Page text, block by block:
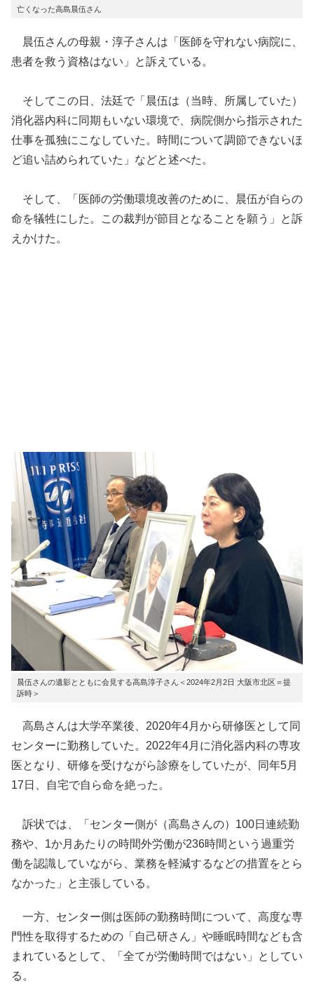
亡くなった高島晨伍さん
晨伍さんの母親・淳子さんは「医師を守れない病院に、
患者を救う資格はない」と訴えている。
そしてこの日、法廷で「晨伍は（当時、所属していた）
消化器内科に同期もいない環境で、病院側から指示された
仕事を孤独にこなしていた。時間について調節できないほ
ど追い詰められていた」などと述べた。
そして、「医師の労働環境改善のために、晨伍が自らの
命を犠牲にした。この裁判が節目となることを願う」と訴
えかけた。
晨伍さんの遺影とともに会見する高島淳子さん＜2024年2月2日 大阪市北区＝提
訴時＞
高島さんは大学卒業後、2020年4月から研修医として同
センターに勤務していた。2022年4月に消化器内科の専攻
医となり、研修を受けながら診療をしていたが、同年5月
17日、自宅で自ら命を絶った。
訴状では、「センター側が（高島さんの）100日連続勤
務や、1か月あたりの時間外労働が236時間という過重労
働を認識していながら、業務を軽減するなどの措置をとら
なかった」と主張している。
一方、センター側は医師の勤務時間について、高度な専
門性を取得するための「自己研さん」や睡眠時間なども含
まれているとして、「全てが労働時間ではない」としてい
る。